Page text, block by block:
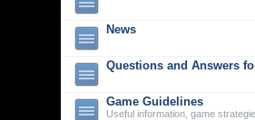
News
Questions and Answers
Game Guidelines
Useful information, game